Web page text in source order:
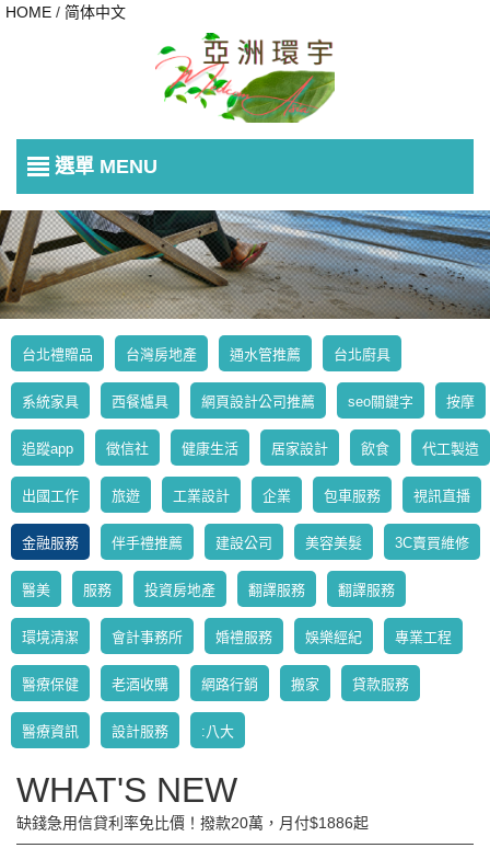
HOME / 简体中文
選單 MENU
台北禮贈品 台灣房地產 通水管推薦 台北廚具
系統家具 西餐爐具 網頁設計公司推薦 seo關鍵字 按摩
追蹤app 徵信社 健康生活 居家設計 飲食 代工製造
出國工作 旅遊 工業設計 企業 包車服務 視訊直播
金融服務 伴手禮推薦 建設公司 美容美髮 3C賣買維修
醫美 服務 投資房地產 翻譯服務 翻譯服務
環境清潔 會計事務所 婚禮服務 娛樂經紀 專業工程
醫療保健 老酒收購 網路行銷 搬家 貸款服務
醫療資訊 設計服務 :八大
WHAT'S NEW
缺錢急用信貸利率免比價！撥款20萬，月付$1886起